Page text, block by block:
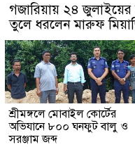
গজারিয়ায় ২৪ জুলাইয়ের
তুলে ধরলেন মারুফ
শ্রীমঙ্গলে মোবাইল কোর্টের
অভিযানে ৮০০ ঘনফুট বালু ও
সরঞ্জাম জব্দ